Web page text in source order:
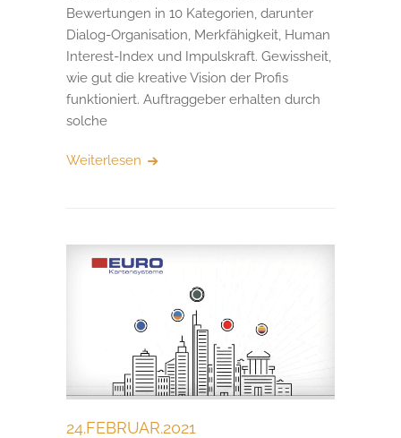
Bewertungen in 10 Kategorien, darunter
Dialog-Organisation, Merkfähigkeit, Human
Interest-Index und Impulskraft. Gewissheit,
wie gut die kreative Vision der Profis
funktioniert. Auftraggeber erhalten durch
solche
Weiterlesen
24.FEBRUAR.2021